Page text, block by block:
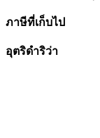
ภาษีที่เก็บไป
อุตริดำริว่า เ